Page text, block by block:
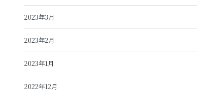
2023年3月
2023年2月
2023年1月
2022年12月